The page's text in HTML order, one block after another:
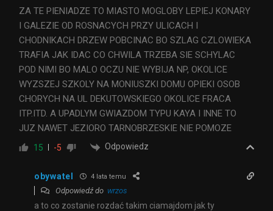
ZA TE PIENIADZE TO MIASTO MOGLOBY LEPIEJ KONARY
I GALEZIE OD ROSNACYCH PRZY ULICACH I
CHODNIKACH DRZEW POBCINAC BO SZLAG CZLOWIEKA
TRAFIA JAK IDAC CO CHWILA TRZEBA SIE SCHYLAC
POD NIMI BO MALO OCZU NIE WYBIJA NP, OKOLICE
WYZSZEJ SZKOLY NA MONIUSZKI DOMU OPIEKI OSOB
CHORYCH NA UL DEKUTOWSKIEGO OKOLICE FRACA
ITP.ITD. A UPADLYM GWIAZDOM TYPU KAYA I INNE TO
JUZ NAWET JEZIORO TARNOBRZESKIE NIE POMOZE
15 -5 Odpowiedz
obywatel 4 lata temu
Odpowiedź do wrzos
a to co zostanie rozdać takim ciamajdom jak ty